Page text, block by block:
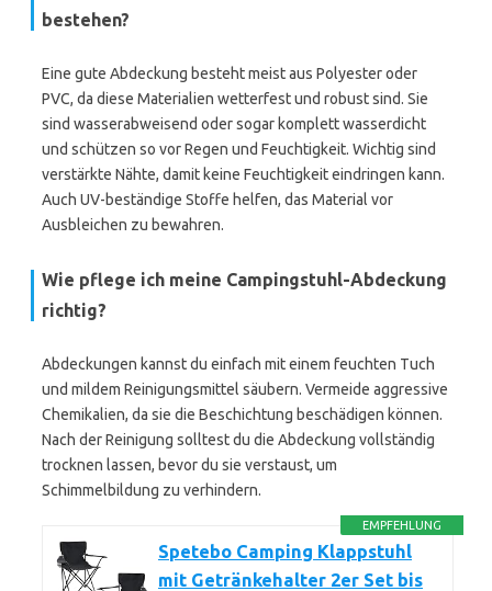
bestehen?
Eine gute Abdeckung besteht meist aus Polyester oder
PVC, da diese Materialien wetterfest und robust sind. Sie
sind wasserabweisend oder sogar komplett wasserdicht
und schützen so vor Regen und Feuchtigkeit. Wichtig sind
verstärkte Nähte, damit keine Feuchtigkeit eindringen kann.
Auch UV-beständige Stoffe helfen, das Material vor
Ausbleichen zu bewahren.
Wie pflege ich meine Campingstuhl-Abdeckung
richtig?
Abdeckungen kannst du einfach mit einem feuchten Tuch
und mildem Reinigungsmittel säubern. Vermeide aggressive
Chemikalien, da sie die Beschichtung beschädigen können.
Nach der Reinigung solltest du die Abdeckung vollständig
trocknen lassen, bevor du sie verstaust, um
Schimmelbildung zu verhindern.
EMPFEHLUNG
Spetebo Camping Klappstuhl
mit Getränkehalter 2er Set bis